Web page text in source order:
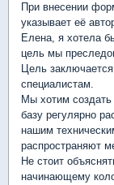
При внесении
указывает её
Елена, я хотела
цель мы
Цель
специалистам.
Мы хотим
базу регулярно
нашим
распространяют
Не стоит
начинающему